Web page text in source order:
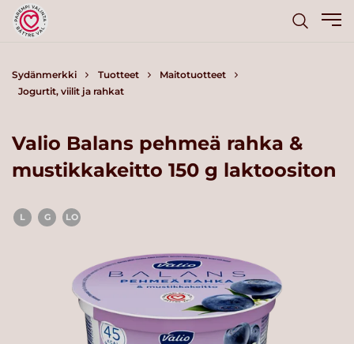
Sydänmerkki Tuotteet
Maitotuotteet
Jogurtit, viilit ja rahkat
Valio Balans pehmeä rahka &
mustikkakeitto 150 g laktoositon
L G LO